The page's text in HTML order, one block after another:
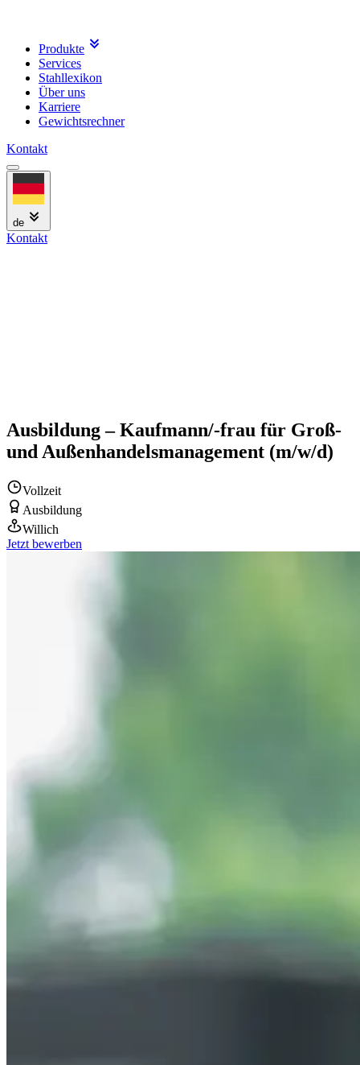
Produkte
Services
Stahllexikon
Über uns
Karriere
Gewichtsrechner
Kontakt
de
Kontakt
Ausbildung – Kaufmann/-frau für Groß-
und Außenhandelsmanagement (m/w/d)
Vollzeit
Ausbildung
Willich
Jetzt bewerben